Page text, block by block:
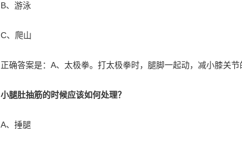
B、游泳
C、爬山
正确答案是：A、太极拳。打太极拳时，腿脚一起动，减小膝关节
小腿肚抽筋的时候应该如何处理？
A、捶腿